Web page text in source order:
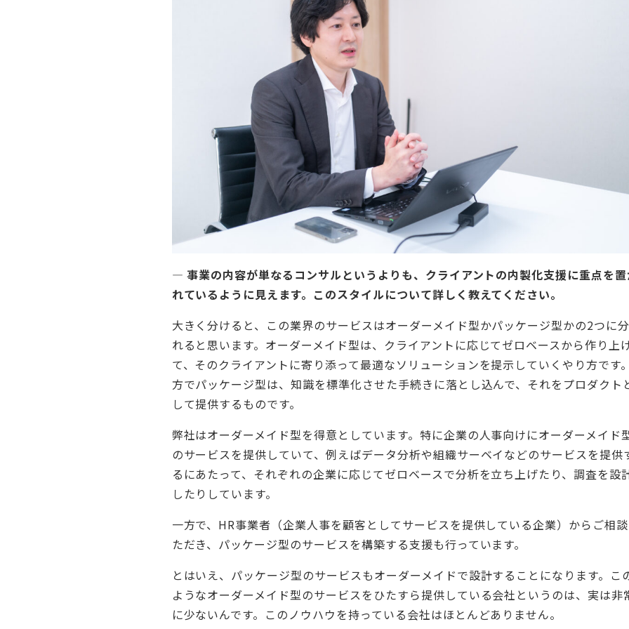
— 事業の内容が単なるコンサルというよりも、クライアントの内製化支援に重点を
れているように見えます。このスタイルについて詳しく教えてください。
大きく分けると、この業界のサービスはオーダーメイド型かパッケージ型かの2つに
れると思います。オーダーメイド型は、クライアントに応じてゼロベースから作り上
て、そのクライアントに寄り添って最適なソリューションを提示していくやり方です
方でパッケージ型は、知識を標準化させた手続きに落とし込んで、それをプロダクト
して提供するものです。
弊社はオーダーメイド型を得意としています。特に企業の人事向けにオーダーメイド
のサービスを提供していて、例えばデータ分析や組織サーベイなどのサービスを提供
るにあたって、それぞれの企業に応じてゼロベースで分析を立ち上げたり、調査を設
したりしています。
一方で、HR事業者（企業人事を顧客としてサービスを提供している企業）からご相
ただき、パッケージ型のサービスを構築する支援も行っています。
とはいえ、パッケージ型のサービスもオーダーメイドで設計することになります。こ
ようなオーダーメイド型のサービスをひたすら提供している会社というのは、実は非
に少ないんです。このノウハウを持っている会社はほとんどありません。